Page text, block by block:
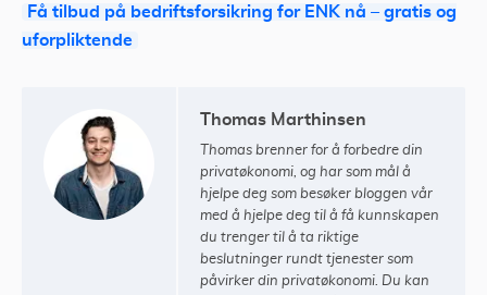
Få tilbud på bedriftsforsikring for ENK nå – gratis og
uforpliktende
Thomas Marthinsen
Thomas brenner for å forbedre din
privatøkonomi, og har som mål å
hjelpe deg som besøker bloggen vår
med å hjelpe deg til å få kunnskapen
du trenger til å ta riktige
beslutninger rundt tjenester som
påvirker din privatøkonomi. Du kan